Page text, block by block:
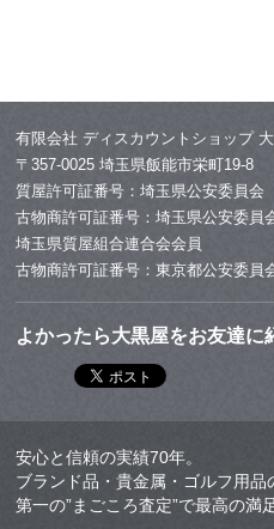
有限会社 ディスカウントショップ
〒357-0025 埼玉県飯能市栄町19-8
質屋許可証番号：埼玉県公安委員
古物商許可証番号：埼玉県公安委
埼玉県質屋組合連合会会員
古物商許可証番号：東京都公安委
よかったら大黒屋をお友達に
安心と信頼の実績70年。
ブランド品・貴金属・ゴルフ用
第一の”まごころ査定”で最高の満